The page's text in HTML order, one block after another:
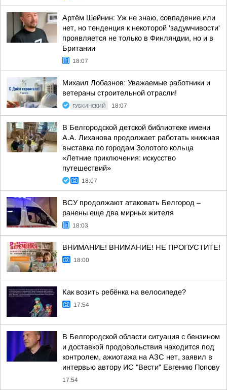
Артём Шейнин: Уж не знаю, совпадение или
нет, но тенденция к некоторой 'задумчивости'
проявляется не только в Финляндии, но и в
Британии
18:07
Михаил Лобазнов: Уважаемые работники и
ветераны строительной отрасли!
ГУБКИНСКИЙ 18:07
В Белгородской детской библиотеке имени
А.А. Лиханова продолжает работать книжная
выставка по городам Золотого кольца
«Летние приключения: искусство
путешествий»
18:07
ВСУ продолжают атаковать Белгород –
ранены еще два мирных жителя
18:03
ВНИМАНИЕ! ВНИМАНИЕ! НЕ ПРОПУСТИТЕ!
18:00
Как возить ребёнка на велосипеде?
17:54
В Белгородской области ситуация с бензином
и доставкой продовольствия находится под
контролем, ажиотажа на АЗС нет, заявил в
интервью автору ИС "Вести" Евгению Попову
17:54